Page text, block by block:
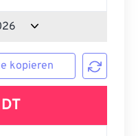
kopieren